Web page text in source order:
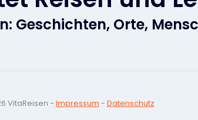
Geschichten, Orte,
VitaReisen - Impressum - Datenschutz